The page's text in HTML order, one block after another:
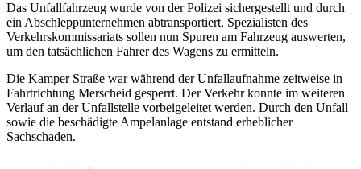
Das Unfallfahrzeug wurde von der Polizei sichergestellt und durch
ein Abschleppunternehmen abtransportiert. Spezialisten des
Verkehrskommissariats sollen nun Spuren am Fahrzeug auswerten,
um den tatsächlichen Fahrer des Wagens zu ermitteln.
Die Kamper Straße war während der Unfallaufnahme zeitweise in
Fahrtrichtung Merscheid gesperrt. Der Verkehr konnte im weiteren
Verlauf an der Unfallstelle vorbeigeleitet werden. Durch den Unfall
sowie die beschädigte Ampelanlage entstand erheblicher
Sachschaden.